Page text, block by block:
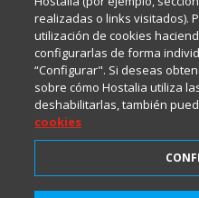
realizadas o links visitados).
utilización de cookies
configurarlas de forma
“Configurar". Si deseas
sobre cómo Hostalia utiliza
deshabilitarlas, también
cookies